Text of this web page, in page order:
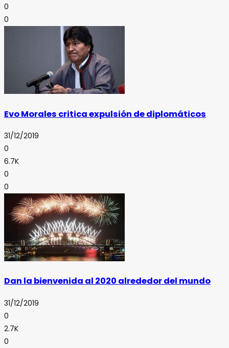
0
0
Evo Morales critica expulsión de diplomáticos
31/12/2019
0
6.7K
0
0
Dan la bienvenida al 2020 alrededor del mundo
31/12/2019
0
2.7K
0